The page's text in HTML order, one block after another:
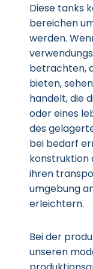
Diese tanks
bereichen
werden.
betrachten,
bieten,
handelt, die
oder eines
des
bei bedarf
konstruktion
ihren
umgebung
erleichtern.
Bei der
unseren